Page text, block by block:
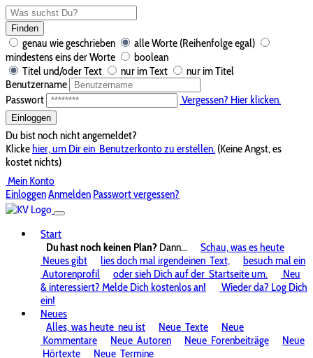
Finden
genau wie geschrieben
alle Worte (Reihenfolge egal)
mindestens eins der Worte
boolean
Titel und/oder Text
nur im Text
nur im Titel
Benutzername
Passwort
Vergessen? Hier klicken.
Einloggen
Du bist noch nicht angemeldet?
Klickehier, um Dir ein Benutzerkonto zu erstellen. (Keine Angst, es
kostet nichts)
Mein Konto
EinloggenAnmelden Passwort vergessen?
Start
Du hast noch keinen Plan? Dann...
Schau, was es heute
Neues gibt
lies doch mal irgendeinen Text,
besuch mal ein
Autorenprofil
oder sieh Dich auf der Startseite um.
Neu
& interessiert? Melde Dich kostenlos an!
Wieder da? Log Dich
ein!
Neues
Alles, was heute neu ist Neue Texte
Neue
Kommentare
Neue Autoren Neue Forenbeiträge
Neue
Hörtexte
Neue Termine